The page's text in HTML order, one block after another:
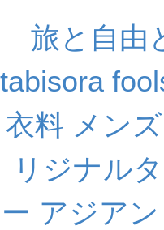
旅と自由
tabisora
衣料 メン
リジナル
ー アジア